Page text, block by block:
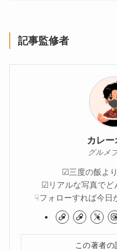
記事監修者
カレー
グルメ
☑︎三度の飯よ
☑︎リアルな写真でど
☟フォローすれば今日
この著者